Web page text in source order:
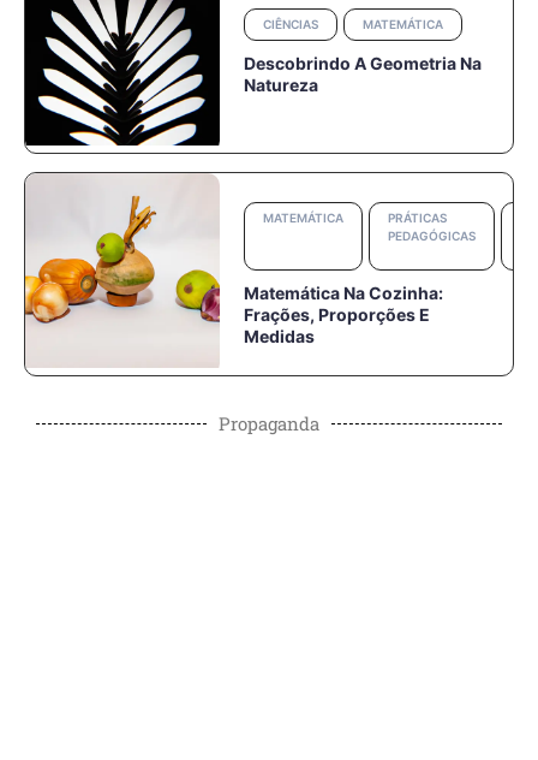
CIÊNCIAS MATEMÁTICA
Descobrindo A Geometria Na
Natureza
MATEMÁTICA
PRÁTICAS
PEDAGÓGICAS
Matemática Na Cozinha:
Frações, Proporções E
Medidas
Propaganda